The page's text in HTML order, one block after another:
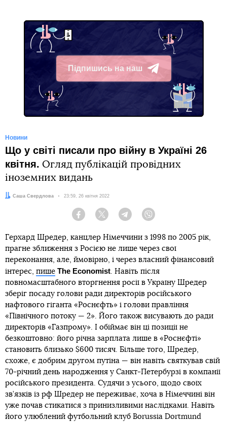
Підпишись на наш
Telegram
Новини
Що у світі писали про війну в Україні 26
квітня. Огляд публікацій провідних
іноземних видань
Автор:
Саша Свердлова Дата:
23:59, 26 квітня 2022
Facebook Twitter Telegram
Герхард Шредер, канцлер Німеччини з 1998 по 2005 рік,
прагне зближення з Росією не лише через свої
переконання, але, ймовірно, і через власний фінансовий
інтерес, пише The Economist. Навіть після
повномасштабного вторгнення росії в Україну Шредер
зберіг посаду голови ради директорів російського
нафтового гіганта «Роснєфть» і голови правління
«Північного потоку — 2». Його також висувають до ради
директорів «Газпрому». І обіймає він ці позиції не
безкоштовно: його річна зарплата лише в «Роснєфті»
становить близько $600 тисяч. Більше того, Шредер,
схоже, є добрим другом путіна — він навіть святкував свій
70-річний день народження у Санкт-Петербурзі в компанії
російського президента. Судячи з усього, щодо своїх
зв’язків із рф Шредер не переживає, хоча в Німеччині він
уже почав стикатися з принизливими наслідками. Навіть
його улюблений футбольний клуб Borussia Dortmund